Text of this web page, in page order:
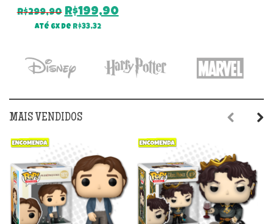
R$299,90 O
preço
R$299,90.
R$199,90O
R$199,90.
Até 6x de R$33,32
MAIS VENDIDOS